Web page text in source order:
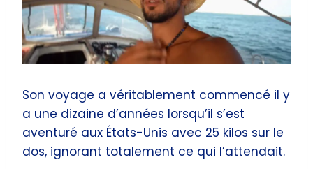
Son voyage a véritablement commencé il y
a une dizaine d’années lorsqu’il s’est
aventuré aux États-Unis avec 25 kilos sur le
dos, ignorant totalement ce qui l’attendait.